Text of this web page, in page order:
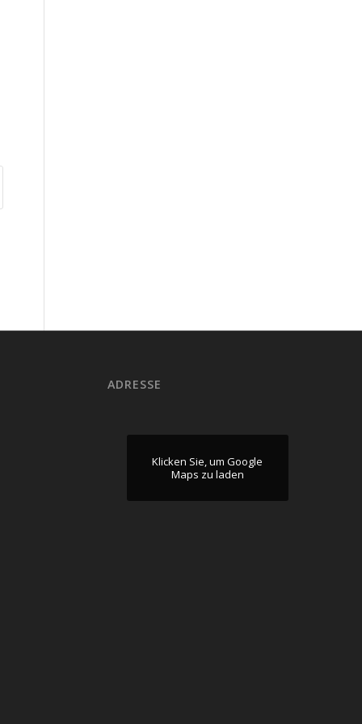
ADRESSE
Klicken Sie, um Google
Maps zu laden